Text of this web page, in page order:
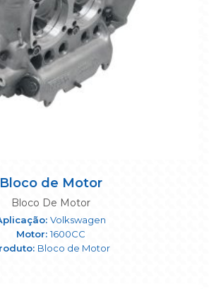
Bloco de Motor
Bloco De Motor
Volkswagen
1600CC
Bloco de Motor